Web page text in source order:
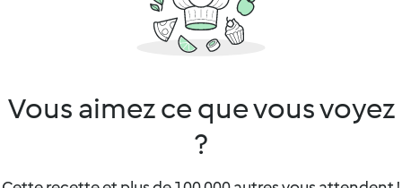
Vous aimez ce que vous voyez
?